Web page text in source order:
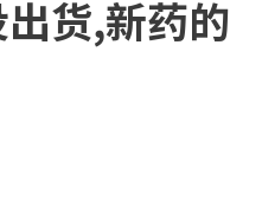
货,新药的